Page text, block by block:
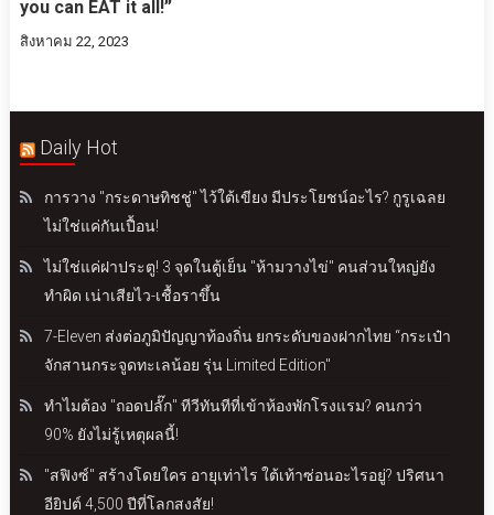
you can EAT it all!”
สิงหาคม 22, 2023
Daily Hot
การวาง "กระดาษทิชชู่" ไว้ใต้เขียง มีประโยชน์อะไร? กูรูเฉลย
ไม่ใช่แค่กันเปื้อน!
ไม่ใช่แค่ฝาประตู! 3 จุดในตู้เย็น "ห้ามวางไข่" คนส่วนใหญ่ยัง
ทำผิด เน่าเสียไว-เชื้อราขึ้น
7-Eleven ส่งต่อภูมิปัญญาท้องถิ่น ยกระดับของฝากไทย “กระเป๋า
จักสานกระจูดทะเลน้อย รุ่น Limited Edition"
ทำไมต้อง "ถอดปลั๊ก" ทีวีทันทีที่เข้าห้องพักโรงแรม? คนกว่า
90% ยังไม่รู้เหตุผลนี้!
"สฟิงซ์" สร้างโดยใคร อายุเท่าไร ใต้เท้าซ่อนอะไรอยู่? ปริศนา
อียิปต์ 4,500 ปีที่โลกสงสัย!